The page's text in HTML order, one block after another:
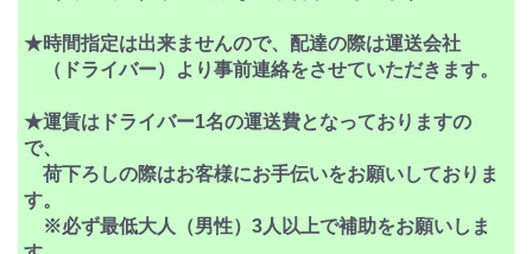
★時間指定は出来ませんので、配達の際は運送会社
（ドライバー）より事前連絡をさせていただきます。
★運賃はドライバー1名の運送費となっておりますの
で、
荷下ろしの際はお客様にお手伝いをお願いしておりま
す。
※必ず最低大人（男性）3人以上で補助をお願いしま